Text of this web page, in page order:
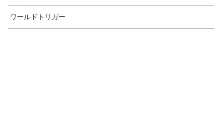
ワールドトリガー